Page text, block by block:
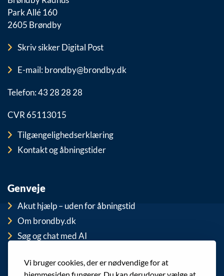
Vi bruger cookies, der er nødvendige for at
Park Allé 160
2605 Brøndby
Skriv sikker Digital Post
E-mail: brondby@brondby.dk
Telefon: 43 28 28 28
CVR 65113015
Tilgængelighedserklæring
Kontakt og åbningstider
Genveje
Akut hjælp – uden for åbningstid
Om brondby.dk
Søg og chat med AI
EAN-numre